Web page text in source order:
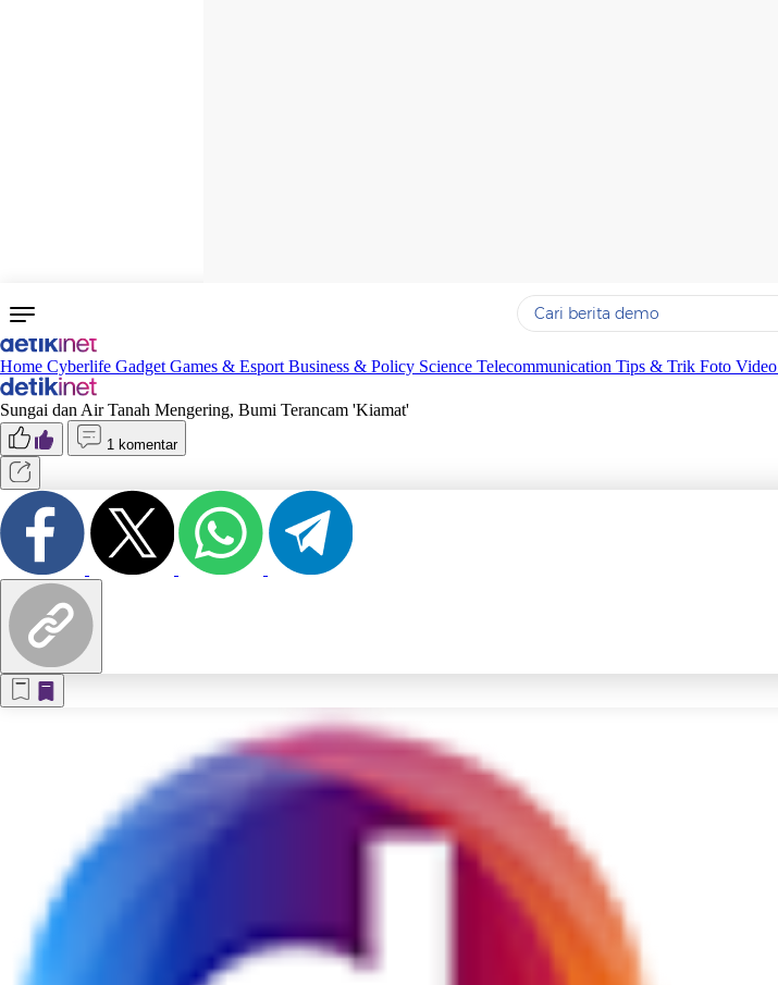
Yang sedang ramai dicari
Terakhir yang dicari
Home Cyberlife Gadget Games & Esport Business & Policy Science Telecommunication Tips & Trik Foto Video
Sungai dan Air Tanah Mengering, Bumi Terancam 'Kiamat'
1 komentar